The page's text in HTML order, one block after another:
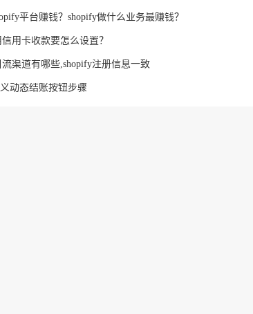
平台赚钱？shopify做什么业务最赚钱？
用卡收款要怎么设置？
流渠道有哪些,shopify注册信息一致
动态结账按钮步骤